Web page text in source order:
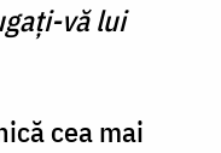
vă lui
cea mai